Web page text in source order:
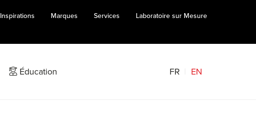
Inspirations Marques Services
Laboratoire sur Mesure
Éducation FR EN